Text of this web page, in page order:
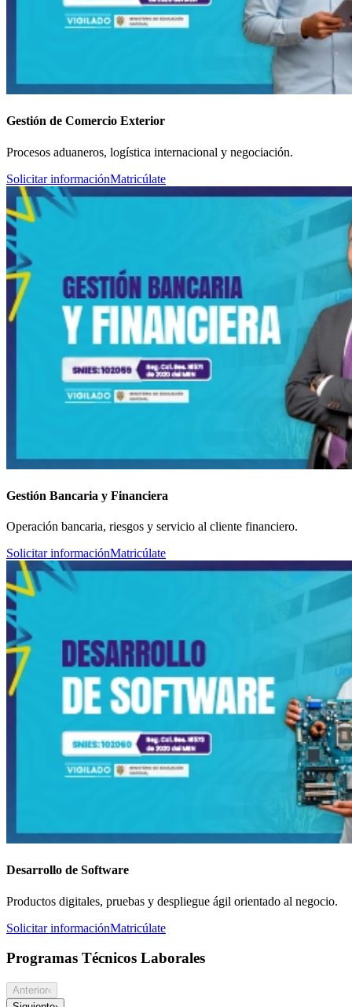
Gestión de Comercio Exterior
Procesos aduaneros, logística internacional y negociación.
Solicitar informaciónMatricúlate
Gestión Bancaria y Financiera
Operación bancaria, riesgos y servicio al cliente financiero.
Solicitar informaciónMatricúlate
Desarrollo de Software
Productos digitales, pruebas y despliegue ágil orientado al negocio.
Solicitar informaciónMatricúlate
Programas Técnicos Laborales
Anterior‹